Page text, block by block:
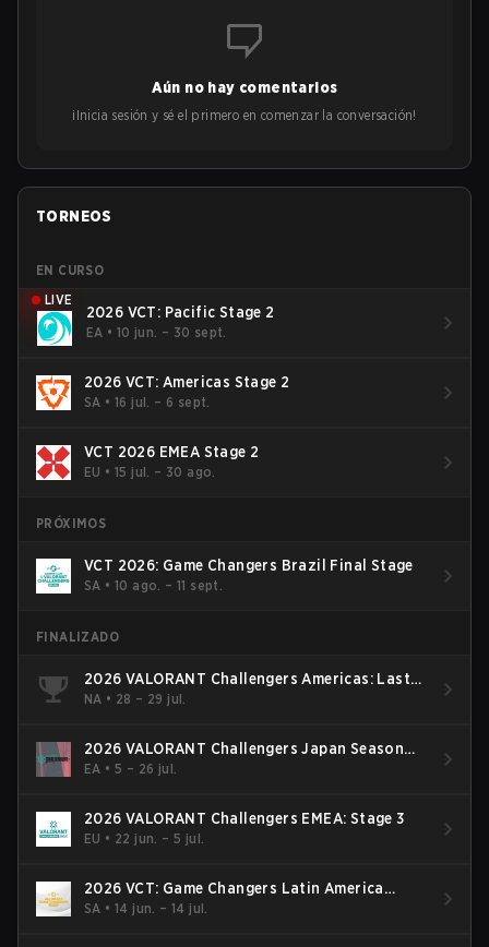
Aún no hay comentarios
¡Inicia sesión y sé el primero en comenzar la conversación!
TORNEOS
EN CURSO
LIVE
2026 VCT: Pacific Stage 2
EA • 10 jun. – 30 sept.
2026 VCT: Americas Stage 2
SA •16 jul. – 6 sept.
VCT 2026 EMEA Stage 2
EU •15 jul. – 30 ago.
PRÓXIMOS
VCT 2026: Game Changers Brazil Final Stage
SA •10 ago. – 11 sept.
FINALIZADO
2026 VALORANT Challengers Americas: Last
Chance Qualifier
NA • 28 – 29 jul.
2026 VALORANT Challengers Japan Season
Finals
EA •5 – 26 jul.
2026 VALORANT Challengers EMEA: Stage 3
EU • 22 jun. – 5 jul.
2026 VCT: Game Changers Latin America
South: Stage 2
SA •14 jun. – 14 jul.